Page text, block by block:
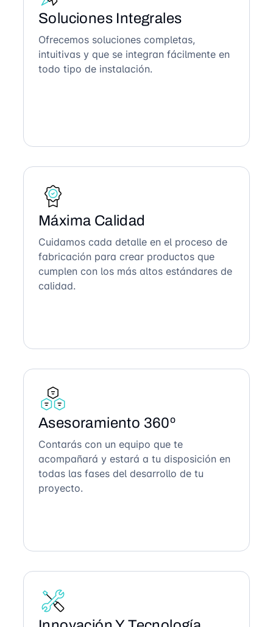
Soluciones Integrales
Ofrecemos soluciones completas,
intuitivas y que se integran fácilmente en
todo tipo de instalación.
Máxima Calidad
Cuidamos cada detalle en el proceso de
fabricación para crear productos que
cumplen con los más altos estándares de
calidad.
Asesoramiento 360º
Contarás con un equipo que te
acompañará y estará a tu disposición en
todas las fases del desarrollo de tu
proyecto.